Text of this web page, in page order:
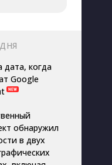
дата, когда
Google
обнаружил
в двух